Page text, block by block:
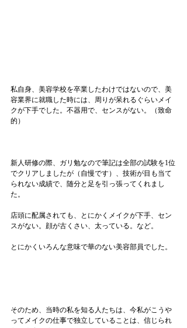
私自身、美容学校を卒業したわけではないので、美
容業界に就職した時には、周りが呆れるぐらいメイ
クが下手でした。不器用で、センスがない。（致命
的）
新人研修の際、ガリ勉なので筆記は全部の試験を1位
でクリアしましたが（自慢です）、技術が目も当て
られない成績で、随分と足を引っ張ってくれまし
た。
店頭に配属されても、とにかくメイクが下手、セン
スがない。顔が古くさい、太っている。など。
とにかくいろんな意味で華のない美容部員でした。
そのため、当時の私を知る人たちは、今私がこうや
ってメイクの仕事で独立していることは、信じられ